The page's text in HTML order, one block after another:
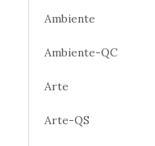
Ambiente
Ambiente-QC
Arte
Arte-QS